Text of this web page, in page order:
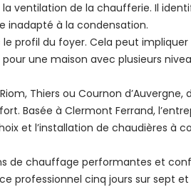
ventilation de la chaufferie. Il
inadapté à la condensation.
profil du foyer. Cela peut
une maison avec plusieurs
Thiers ou Cournon
Basée à Clermont Ferrand,
et l’installation de chaudières à
de chauffage performantes et
professionnel cinq jours sur sept